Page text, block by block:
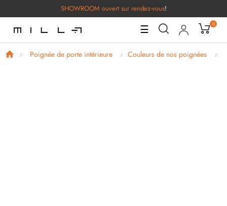
SHOWROOM ouvert sur rendez-vous!
Basculer
la
navigation
☰ 0
Poignée de porte intérieure Couleurs de nos poignées